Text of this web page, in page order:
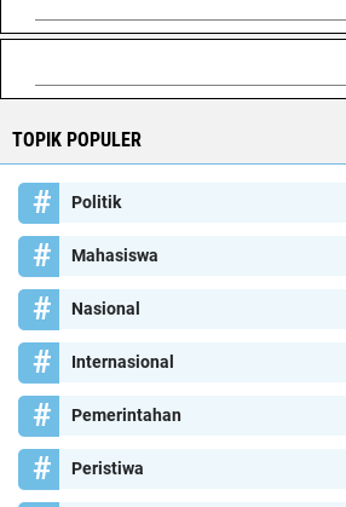
TOPIK POPULER
Politik
Mahasiswa
Nasional
Internasional
Pemerintahan
Peristiwa